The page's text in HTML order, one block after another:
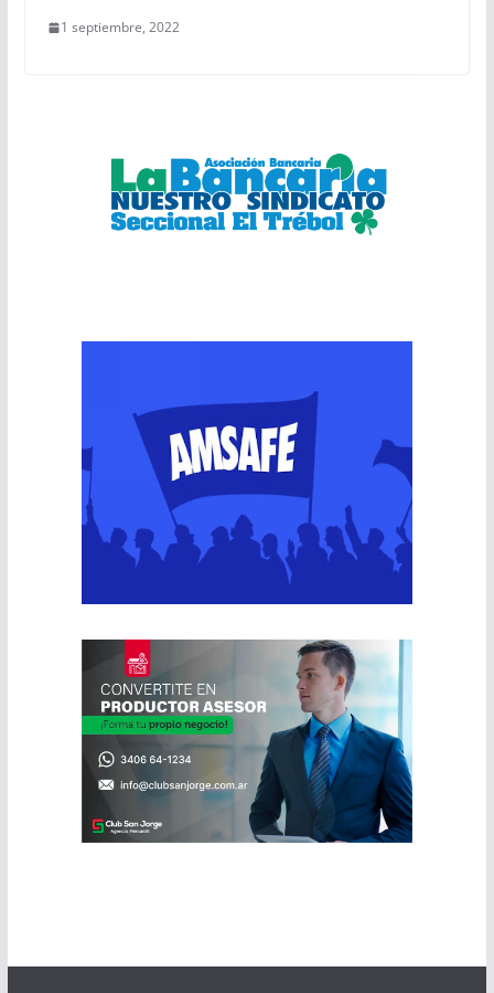
1 septiembre, 2022